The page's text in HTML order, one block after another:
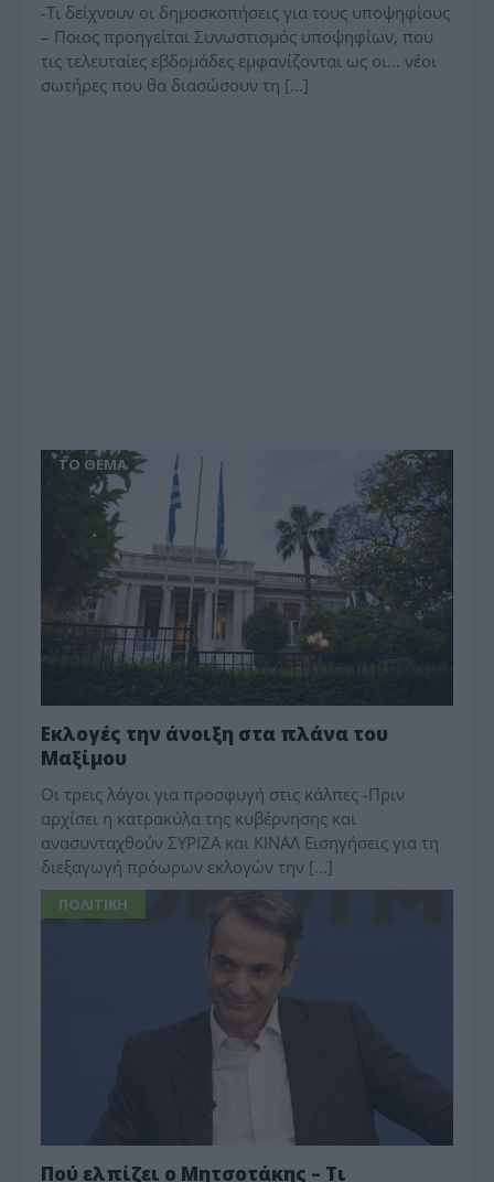
-Τι δείχνουν οι δημοσκοπήσεις για τους υποψηφίους
– Ποιος προηγείται Συνωστισμός υποψηφίων, που
τις τελευταίες εβδομάδες εμφανίζονται ως οι… νέοι
σωτήρες που θα διασώσουν τη […]
ΤΟ ΘΕΜΑ
Εκλογές την άνοιξη στα πλάνα του
Μαξίμου
Οι τρεις λόγοι για προσφυγή στις κάλπες -Πριν
αρχίσει η κατρακύλα της κυβέρνησης και
ανασυνταχθούν ΣΥΡΙΖΑ και ΚΙΝΑΛ Εισηγήσεις για τη
διεξαγωγή πρόωρων εκλογών την […]
ΠΟΛΙΤΙΚΗ
Πού ελπίζει ο Μητσοτάκης – Τι